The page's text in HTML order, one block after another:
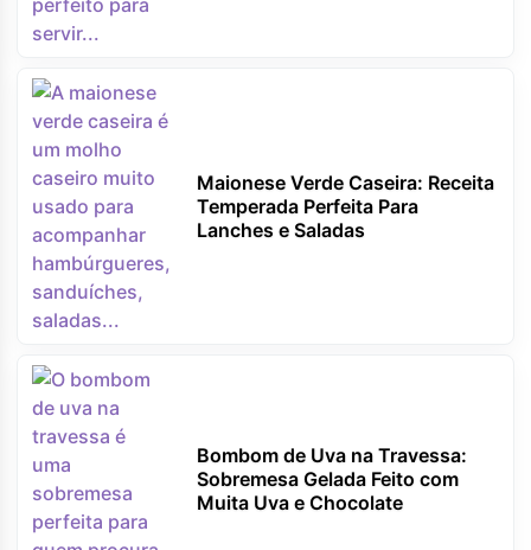
Maionese Verde Caseira: Receita
Temperada Perfeita Para
Lanches e Saladas
Bombom de Uva na Travessa:
Sobremesa Gelada Feito com
Muita Uva e Chocolate